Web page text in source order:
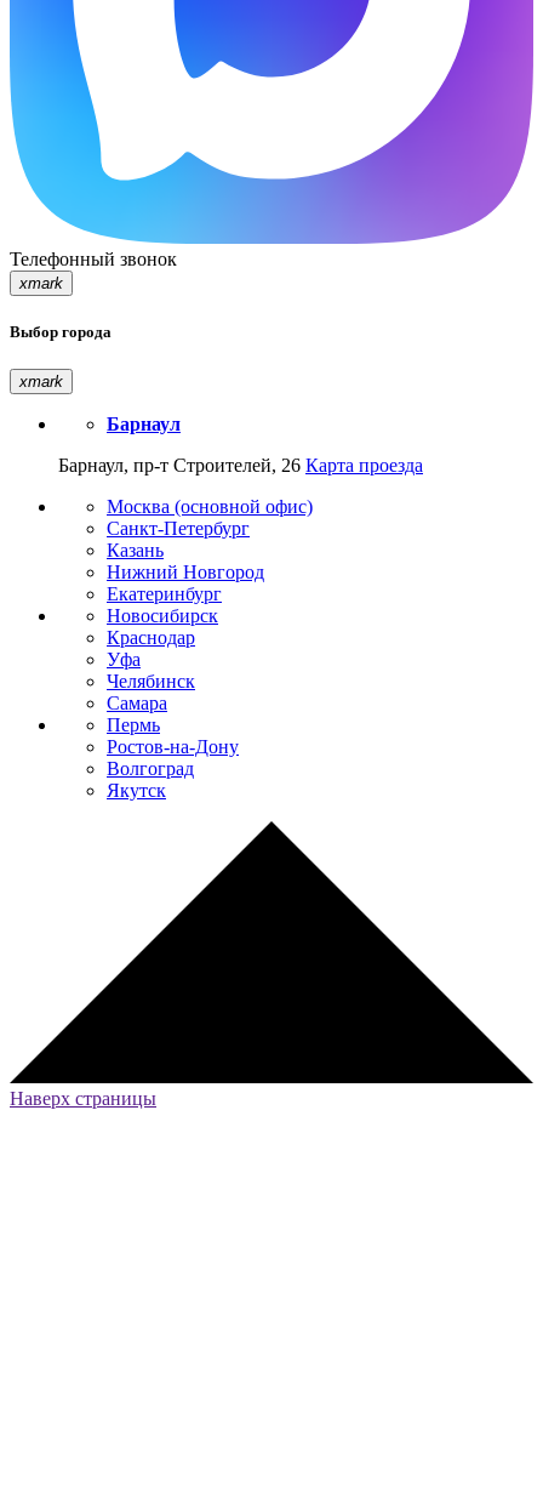
Телефонный звонок
xmark
Выбор города
xmark
Барнаул
Барнаул, пр-т Строителей, 26 Карта проезда
Москва (основной офис)
Санкт-Петербург
Казань
Нижний Новгород
Екатеринбург
Новосибирск
Краснодар
Уфа
Челябинск
Самара
Пермь
Ростов-на-Дону
Волгоград
Якутск
Наверх страницы